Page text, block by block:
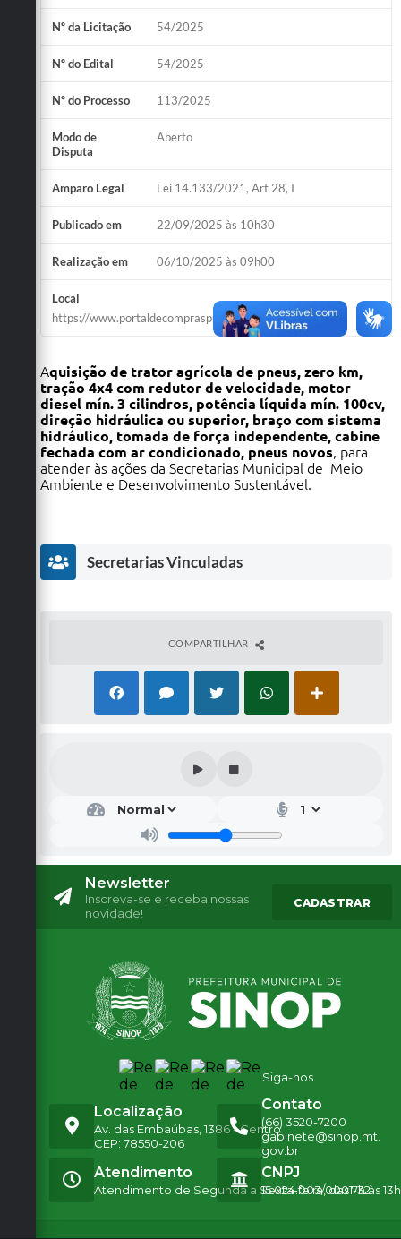
Nº da Licitação 54/2025
Nº do Edital 54/2025
Nº do Processo 113/2025
Modo de
Disputa
Aberto
Amparo Legal Lei 14.133/2021, Art 28, I
Publicado em 22/09/2025 às 10h30
Realização em 06/10/2025 às 09h00
Local
https://www.portaldecompraspublicas.com.br/
Aquisição de trator agrícola de pneus, zero km,
tração 4x4 com redutor de velocidade, motor
diesel mín. 3 cilindros, potência líquida mín. 100cv,
direção hidráulica ou superior, braço com sistema
hidráulico, tomada de força independente, cabine
fechada com ar condicionado, pneus novos, para
atender às ações da Secretarias Municipal de Meio
Ambiente e Desenvolvimento Sustentável.
Secretarias Vinculadas
etar
pal
de
Mei
Rúbi
a
donç
COMPARTILHAR
Newsletter
Inscreva-se e receba nossas
novidade!
CADASTRAR
Siga-nos
Localização
Av. das Embaúbas, 1386 - Centro
CEP: 78550-206
Contato
(66) 3520-7200
gabinete@sinop.mt.
gov.br
Atendimento
Atendimento de Segunda a Sexta-feira, das 7h às 13h
CNPJ
15.024.003/0001-32